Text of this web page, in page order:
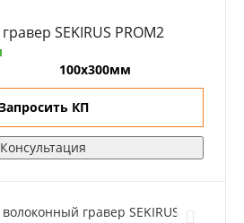
SEKIRUS PROM2
100х300мм
КП
Консультация